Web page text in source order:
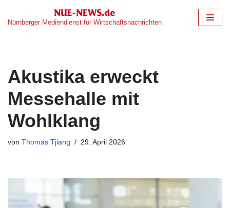
Zum
Nürnberger Mediendienst für Wirtschaftsnachrichten
Akustika erweckt
Messehalle mit
Wohlklang
von Thomas Tjiang 29. April 2026